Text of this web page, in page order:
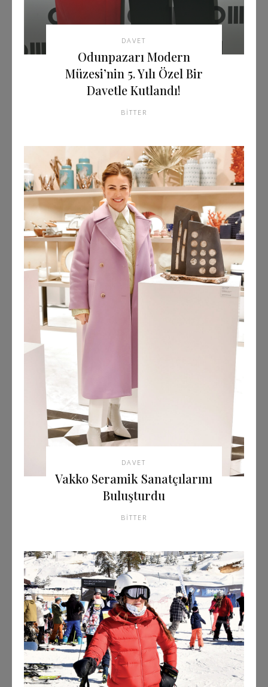
DAVET
Odunpazarı Modern
Müzesi’nin 5. Yılı Özel Bir
Davetle Kutlandı!
BITTER
DAVET
Vakko Seramik Sanatçılarını
Buluşturdu
BITTER